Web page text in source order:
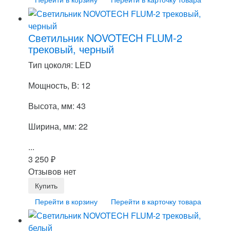
Светильник NOVOTECH FLUM-2
трековый, черный
Тип цоколя: LED
Мощность, В: 12
Высота, мм: 43
Ширина, мм: 22
...
3 250 ₽
Отзывов нет
Перейти в корзину Перейти в карточку товара